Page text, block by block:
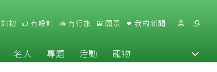
初 有設計 有行旅 願景 我的新聞
名人 專題 活動 寵物